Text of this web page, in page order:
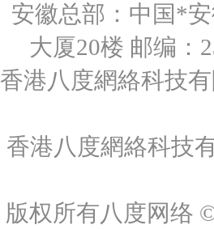
安徽总部：中国*
大厦20楼 邮编：
香港八度網絡科技
香港八度網絡科技
版权所有八度网